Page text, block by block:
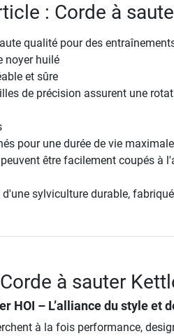
: Corde à
qualité pour des
noyer huilé
et sûre
de précision assurent une
pour une durée de vie maximale
être facilement coupés à
sylviculture durable,
à sauter
HOI – L’alliance du style et
à la fois performance,